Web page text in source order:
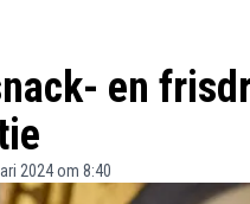
en
2024 om 8:40